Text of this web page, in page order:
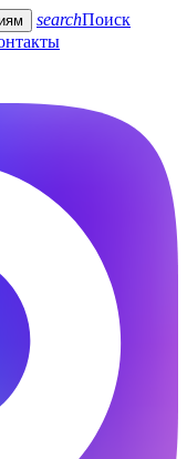
searchПоиск